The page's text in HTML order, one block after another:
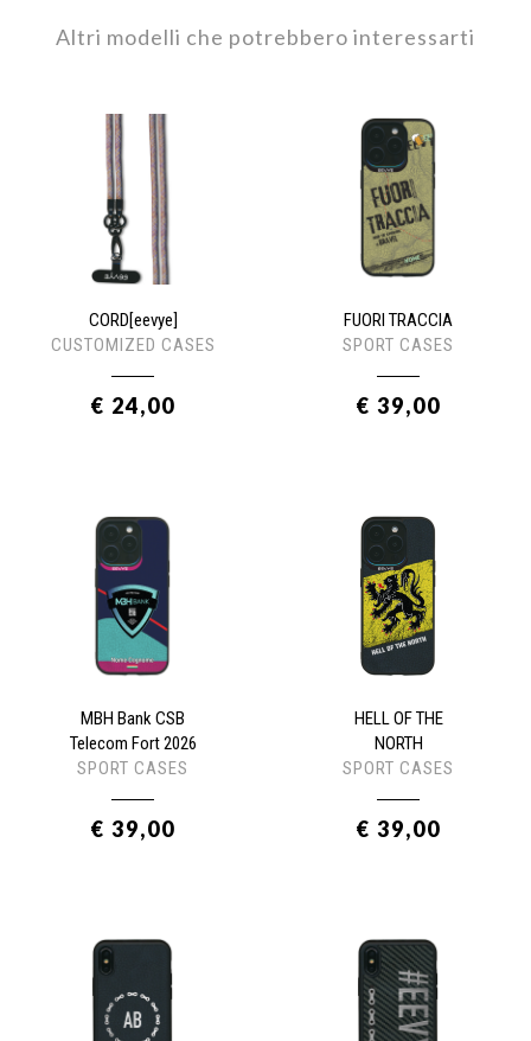
Altri modelli che potrebbero interessarti
CORD[eevye]
CUSTOMIZED CASES
€ 24,00
FUORI TRACCIA
SPORT CASES
€ 39,00
MBH Bank CSB
Telecom Fort 2026
SPORT CASES
€ 39,00
HELL OF THE
NORTH
SPORT CASES
€ 39,00